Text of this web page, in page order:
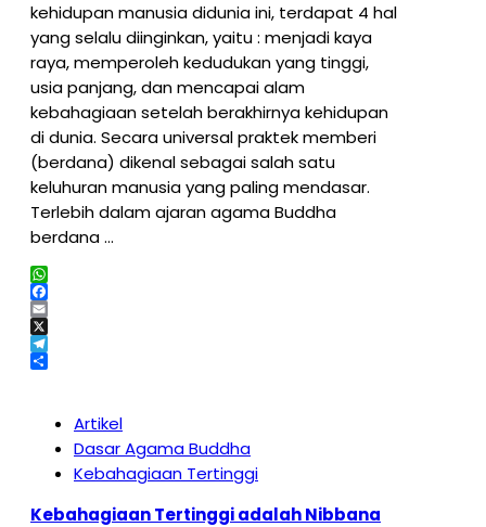
kehidupan manusia didunia ini, terdapat 4 hal
yang selalu diinginkan, yaitu : menjadi kaya
raya, memperoleh kedudukan yang tinggi,
usia panjang, dan mencapai alam
kebahagiaan setelah berakhirnya kehidupan
di dunia. Secara universal praktek memberi
(berdana) dikenal sebagai salah satu
keluhuran manusia yang paling mendasar.
Terlebih dalam ajaran agama Buddha
berdana …
WhatsApp
Facebook
Email
X
Telegram
Artikel
Dasar Agama Buddha
Kebahagiaan Tertinggi
Kebahagiaan Tertinggi adalah Nibbana